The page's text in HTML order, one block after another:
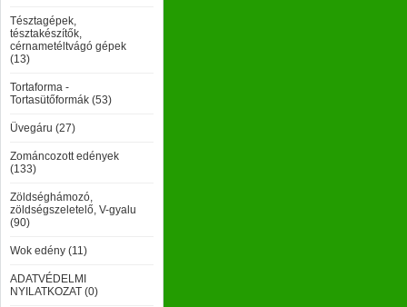
Tésztagépek,
tésztakészítők,
cérnametéltvágó gépek
(13)
Tortaforma -
Tortasütőformák (53)
Üvegáru (27)
Zománcozott edények
(133)
Zöldséghámozó,
zöldségszeletelő, V-gyalu
(90)
Wok edény (11)
ADATVÉDELMI
NYILATKOZAT (0)